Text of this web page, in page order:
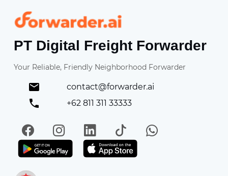
Forwarder
PT Digital Freight Forwarder
Your Reliable, Friendly Neighborhood Forwarder
contact@forwarder.ai
+62 811 311 33333
FacebookInstagramLinkedIn
TikTokWhatsApp
Get it on Play StoreGet in on App Store